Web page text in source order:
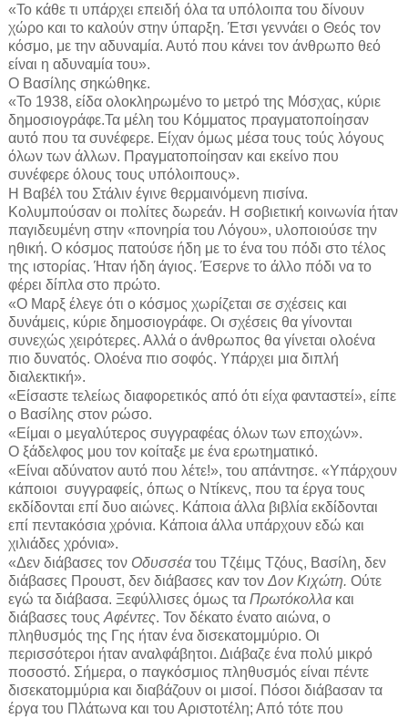
«Το κάθε τι υπάρχει επειδή όλα τα υπόλοιπα του δίνουν
χώρο και το καλούν στην ύπαρξη. Έτσι γεννάει ο Θεός τον
κόσμο, με την αδυναμία. Αυτό που κάνει τον άνθρωπο θεό
είναι η αδυναμία του».
Ο Βασίλης σηκώθηκε.
«Το 1938, είδα ολοκληρωμένο το μετρό της Μόσχας, κύριε
δημοσιογράφε.Τα μέλη του Κόμματος πραγματοποίησαν
αυτό που τα συνέφερε. Είχαν όμως μέσα τους τούς λόγους
όλων των άλλων. Πραγματοποίησαν και εκείνο που
συνέφερε όλους τους υπόλοιπους».
Η Βαβέλ του Στάλιν έγινε θερμαινόμενη πισίνα.
Κολυμπούσαν οι πολίτες δωρεάν. Η σοβιετική κοινωνία ήταν
παγιδευμένη στην «πονηρία του Λόγου», υλοποιούσε την
ηθική. Ο κόσμος πατούσε ήδη με το ένα του πόδι στο τέλος
της ιστορίας. Ήταν ήδη άγιος. Έσερνε το άλλο πόδι να το
φέρει δίπλα στο πρώτο.
«Ο Μαρξ έλεγε ότι ο κόσμος χωρίζεται σε σχέσεις και
δυνάμεις, κύριε δημοσιογράφε. Οι σχέσεις θα γίνονται
συνεχώς χειρότερες. Αλλά ο άνθρωπος θα γίνεται ολοένα
πιο δυνατός. Ολοένα πιο σοφός. Υπάρχει μια διπλή
διαλεκτική».
«Είσαστε τελείως διαφορετικός από ότι είχα φανταστεί», είπε
ο Βασίλης στον ρώσο.
«Είμαι ο μεγαλύτερος συγγραφέας όλων των εποχών».
Ο ξάδελφος μου τον κοίταξε με ένα ερωτηματικό.
«Είναι αδύνατον αυτό που λέτε!», του απάντησε. «Υπάρχουν
κάποιοι συγγραφείς, όπως ο Ντίκενς, που τα έργα τους
εκδίδονται επί δυο αιώνες. Κάποια άλλα βιβλία εκδίδονται
επί πεντακόσια χρόνια. Κάποια άλλα υπάρχουν εδώ και
χιλιάδες χρόνια».
«Δεν διάβασες τον Οδυσσέατου Τζέιμς Τζόυς, Βασίλη, δεν
διάβασες Προυστ, δεν διάβασες καν τον Δον Κιχώτη. Ούτε
εγώ τα διάβασα. Ξεφύλλισες όμως τα Πρωτόκολλακαι
διάβασες τους Αφέντες. Τον δέκατο ένατο αιώνα, ο
πληθυσμός της Γης ήταν ένα δισεκατομμύριο. Οι
περισσότεροι ήταν αναλφάβητοι. Διάβαζε ένα πολύ μικρό
ποσοστό. Σήμερα, ο παγκόσμιος πληθυσμός είναι πέντε
δισεκατομμύρια και διαβάζουν οι μισοί. Πόσοι διάβασαν τα
έργα του Πλάτωνα και του Αριστοτέλη; Από τότε που